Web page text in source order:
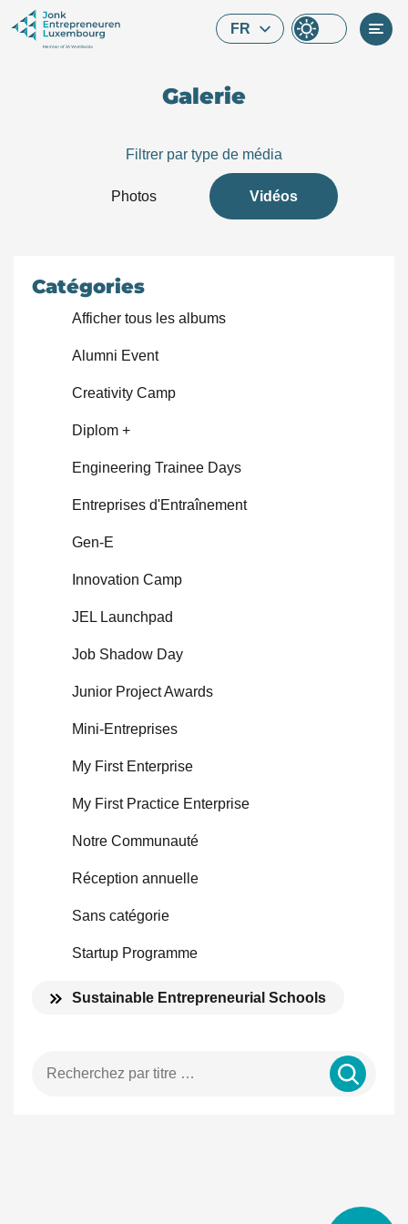
FR
Galerie
Filtrer par type de média
Photos Vidéos
Catégories
Afficher tous les albums
Alumni Event
Creativity Camp
Diplom +
Engineering Trainee Days
Entreprises d'Entraînement
Gen-E
Innovation Camp
JEL Launchpad
Job Shadow Day
Junior Project Awards
Mini-Entreprises
My First Enterprise
My First Practice Enterprise
Notre Communauté
Réception annuelle
Sans catégorie
Startup Programme
Sustainable Entrepreneurial Schools
Entrer un terme de recherche …